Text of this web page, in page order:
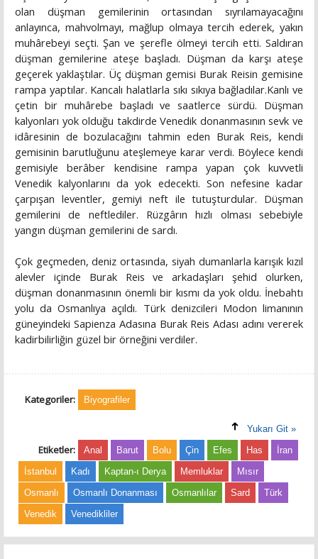
olan düşman gemilerinin ortasından sıyrılamayacağını
anlayınca, mahvolmayı, mağlup olmaya tercih ederek, yakın
muhârebeyi seçti. Şan ve şerefle ölmeyi tercih etti. Saldıran
düşman gemilerine ateşe başladı. Düşman da karşı ateşe
geçerek yaklaştılar. Üç düşman gemisi Burak Reisin gemisine
rampa yaptılar. Kancalı halatlarla sıkı sıkıya bağladılar.Kanlı ve
çetin bir muhârebe başladı ve saatlerce sürdü. Düşman
kalyonları yok olduğu takdirde Venedik donanmasının sevk ve
idâresinin de bozulacağını tahmin eden Burak Reis, kendi
gemisinin barutluğunu ateşlemeye karar verdi. Böylece kendi
gemisiyle berâber kendisine rampa yapan çok kuvvetli
Venedik kalyonlarını da yok edecekti. Son nefesine kadar
çarpışan leventler, gemiyi neft ile tutuşturdular. Düşman
gemilerini de neftlediler. Rüzgârın hızlı olması sebebiyle
yangın düşman gemilerini de sardı.
Çok geçmeden, deniz ortasında, siyah dumanlarla karışık kızıl
alevler içinde Burak Reis ve arkadaşları şehid olurken,
düşman donanmasının önemli bir kısmı da yok oldu. İnebahtı
yolu da Osmanlıya açıldı. Türk denizcileri Modon limanının
güneyindeki Sapienza Adasına Burak Reis Adası adını vererek
kadirbilirliğin güzel bir örneğini verdiler.
Kategoriler: Biyografiler
Yukarı Git »
Etiketler: Anal Barut Bolu Çin Efes Has
İran
İstanbul
Kadı Kaptan-ı Derya Memluklar
Mısır
Osmanlı
Osmanlı Donanması Osmanlılar Sard
Türk
Venedik
Venedikliler